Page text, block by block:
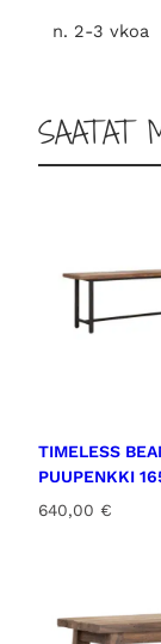
n. 2-3 vkoa
SAATAT
TIMELESS
PUUPENKKI
640,00 €